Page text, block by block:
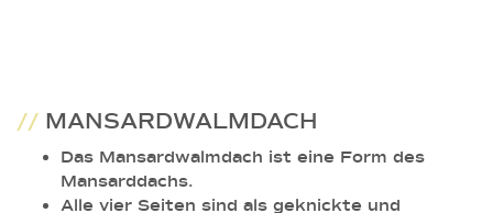
// MANSARDWALMDACH
Das Mansardwalmdach ist eine Form des
Mansarddachs.
Alle vier Seiten sind als geknickte und